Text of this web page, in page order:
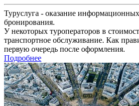
Туруслуга - оказание
бронирования.
У некоторых туроператоров в
транспортное обслуживание. Как
первую очередь после оформления.
Подробнее